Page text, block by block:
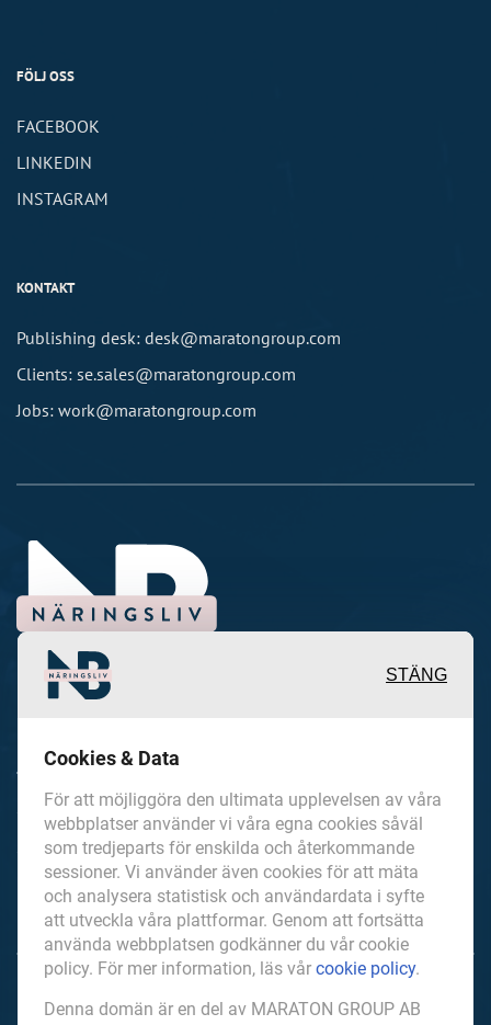
FÖLJ OSS
FACEBOOK
LINKEDIN
INSTAGRAM
KONTAKT
Publishing desk: desk@maratongroup.com
Clients: se.sales@maratongroup.com
Jobs: work@maratongroup.com
värdefulla berättelser och
reportage från och om det lokala
näringslivet och dess aktörer samt
en hel del annan läsvärt innehåll.
NorrbottensNaringsliv.se är en del av mediakoncernen
STÄNG
Cookies & Data
För att möjliggöra den ultimata upplevelsen av våra
webbplatser använder vi våra egna cookies såväl
som tredjeparts för enskilda och återkommande
sessioner. Vi använder även cookies för att mäta
och analysera statistisk och användardata i syfte
att utveckla våra plattformar. Genom att fortsätta
använda webbplatsen godkänner du vår cookie
policy. För mer information, läs vår cookie policy.
Denna domän är en del av MARATON GROUP AB